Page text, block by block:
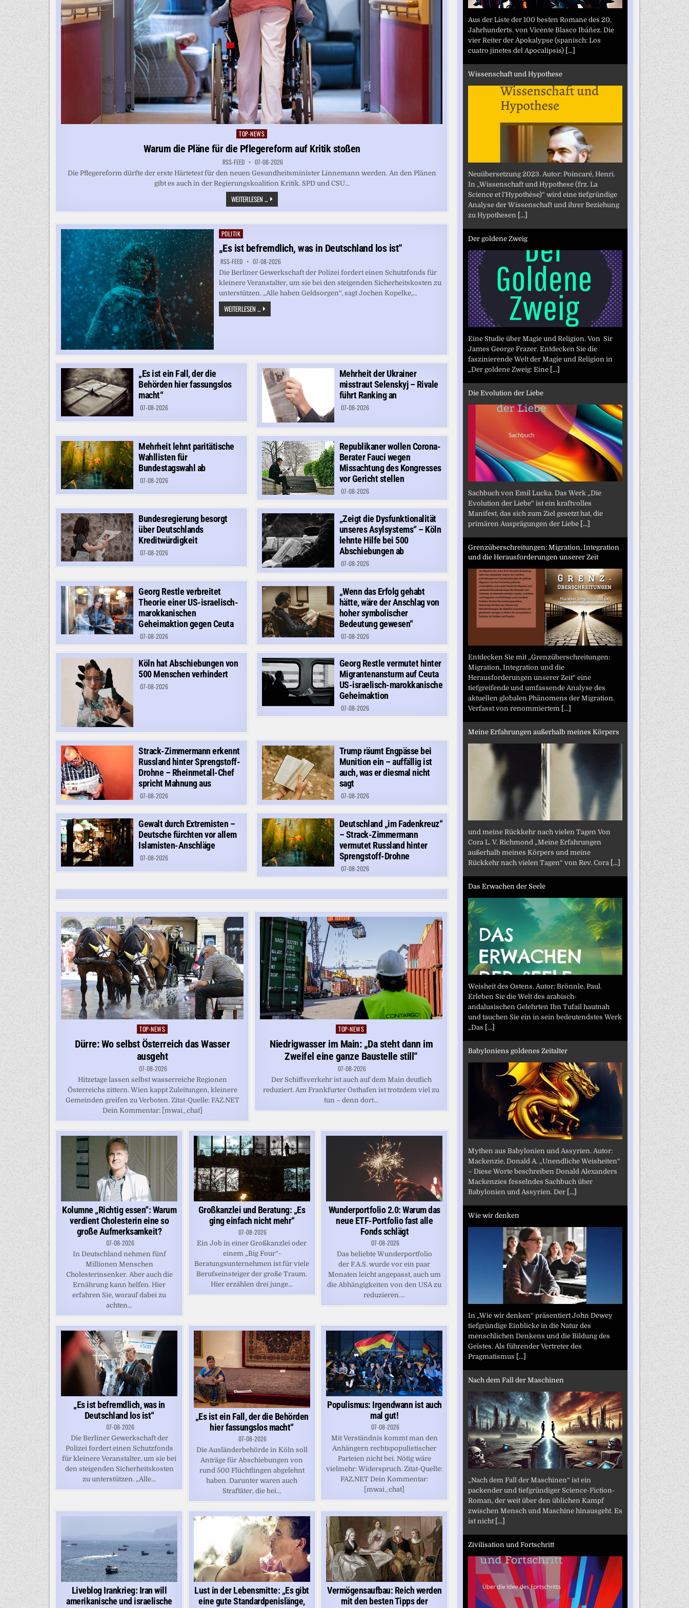
Posted
in
TOP-NEWS
Warum die Pläne für die Pflegereform auf Kritik stoßen
RSS-FEED 07-08-2026
Die Pflegereform dürfte der erste Härtetest für den neuen Gesundheitsminister Linnemann werden. An den Plänen
gibt es auch in der Regierungskoalition Kritik. SPD und CSU...
WEITERLESEN ... WARUM
DIE
PLÄNE
DIE
KRITIK
STOSSEN
Posted
in
POLITIK
„Es ist befremdlich, was in Deutschland los ist“
RSS-FEED 07-08-2026
Die Berliner Gewerkschaft der Polizei fordert einen Schutzfonds für
kleinere Veranstalter, um sie bei den steigenden Sicherheitskosten zu
unterstützen. „Alle haben Geldsorgen“, sagt Jochen Kopelke,...
WEITERLESEN ... „ES
IST
IST“
„Es ist ein Fall, der die
Behörden hier fassungslos
macht“
07-08-2026
Mehrheit der Ukrainer
misstraut Selenskyj – Rivale
führt Ranking an
07-08-2026
Mehrheit lehnt paritätische
Wahllisten für
Bundestagswahl ab
07-08-2026
Republikaner wollen Corona-
Berater Fauci wegen
Missachtung des Kongresses
vor Gericht stellen
07-08-2026
Bundesregierung besorgt
über Deutschlands
Kreditwürdigkeit
07-08-2026
„Zeigt die Dysfunktionalität
unseres Asylsystems“ – Köln
lehnte Hilfe bei 500
Abschiebungen ab
07-08-2026
Georg Restle verbreitet
Theorie einer US-israelisch-
marokkanischen
Geheimaktion gegen Ceuta
07-08-2026
„Wenn das Erfolg gehabt
hätte, wäre der Anschlag von
hoher symbolischer
Bedeutung gewesen“
07-08-2026
Köln hat Abschiebungen von
500 Menschen verhindert
07-08-2026
Georg Restle vermutet hinter
Migrantenansturm auf Ceuta
US-israelisch-marokkanische
Geheimaktion
07-08-2026
Strack-Zimmermann erkennt
Russland hinter Sprengstoff-
Drohne – Rheinmetall-Chef
spricht Mahnung aus
07-08-2026
Trump räumt Engpässe bei
Munition ein – auffällig ist
auch, was er diesmal nicht
sagt
07-08-2026
Gewalt durch Extremisten –
Deutsche fürchten vor allem
Islamisten-Anschläge
07-08-2026
Deutschland „im Fadenkreuz“
– Strack-Zimmermann
vermutet Russland hinter
Sprengstoff-Drohne
07-08-2026
Posted
in
TOP-NEWS
Dürre: Wo selbst Österreich das Wasser
ausgeht
07-08-2026
Hitzetage lassen selbst wasserreiche Regionen
Österreichs zittern. Wien kappt Zuleitungen, kleinere
Gemeinden greifen zu Verboten. Zitat-Quelle: FAZ.NET
Dein Kommentar: [mwai_chat]
Posted
in
TOP-NEWS
Niedrigwasser im Main: „Da steht dann im
Zweifel eine ganze Baustelle still“
07-08-2026
Der Schiffsverkehr ist auch auf dem Main deutlich
reduziert. Am Frankfurter Osthafen ist trotzdem viel zu
tun – denn dort...
Kolumne „Richtig essen“: Warum
verdient Cholesterin eine so
große Aufmerksamkeit?
07-08-2026
In Deutschland nehmen fünf
Millionen Menschen
Cholesterinsenker. Aber auch die
Ernährung kann helfen. Hier
erfahren Sie, worauf dabei zu
achten...
Großkanzlei und Beratung: „Es
ging einfach nicht mehr“
07-08-2026
Ein Job in einer Großkanzlei oder
einem „Big Four“-
Beratungsunternehmen ist für viele
Berufseinsteiger der große Traum.
Hier erzählen drei junge...
Wunderportfolio 2.0: Warum das
neue ETF-Portfolio fast alle
Fonds schlägt
07-08-2026
Das beliebte Wunderportfolio
der F.A.S. wurde vor ein paar
Monaten leicht angepasst, auch um
die Abhängigkeiten von den USA zu
reduzieren....
„Es ist befremdlich, was in
Deutschland los ist“
07-08-2026
Die Berliner Gewerkschaft der
Polizei fordert einen Schutzfonds
für kleinere Veranstalter, um sie bei
den steigenden Sicherheitskosten
zu unterstützen. „Alle...
„Es ist ein Fall, der die Behörden
hier fassungslos macht“
07-08-2026
Die Ausländerbehörde in Köln soll
Anträge für Abschiebungen von
rund 500 Flüchtlingen abgelehnt
haben. Darunter waren auch
Straftäter, die bei...
Populismus: Irgendwann ist auch
mal gut!
07-08-2026
Mit Verständnis kommt man den
Anhängern rechtspopulistischer
Parteien nicht bei. Nötig wäre
vielmehr: Widerspruch. Zitat-Quelle:
FAZ.NET Dein Kommentar:
[mwai_chat]
Liveblog Irankrieg: Iran will
amerikanische und israelische
Lust in der Lebensmitte: „Es gibt
eine gute Standardpenislänge,
Vermögensaufbau: Reich werden
mit den besten Tipps der
Aus der Liste der 100 besten Romane des 20.
Jahrhunderts. von Vicente Blasco Ibáñez. Die
vier Reiter der Apokalypse (spanisch: Los
cuatro jinetes del Apocalipsis) [...]
Wissenschaft und Hypothese
Neuübersetzung 2023. Autor: Poincaré, Henri.
In „Wissenschaft und Hypothese (frz. La
Science et l’Hypothèse)“ wird eine tiefgründige
Analyse der Wissenschaft und ihrer Beziehung
zu Hypothesen [...]
Der goldene Zweig
Eine Studie über Magie und Religion. Von Sir
James George Frazer. Entdecken Sie die
faszinierende Welt der Magie und Religion in
„Der goldene Zweig: Eine [...]
Die Evolution der Liebe
Sachbuch von Emil Lucka. Das Werk „Die
Evolution der Liebe“ ist ein kraftvolles
Manifest, das sich zum Ziel gesetzt hat, die
primären Ausprägungen der Liebe [...]
Grenzüberschreitungen: Migration, Integration
und die Herausforderungen unserer Zeit
Entdecken Sie mit „Grenzüberschreitungen:
Migration, Integration und die
Herausforderungen unserer Zeit“ eine
tiefgreifende und umfassende Analyse des
aktuellen globalen Phänomens der Migration.
Verfasst von renommiertem [...]
Meine Erfahrungen außerhalb meines Körpers
und meine Rückkehr nach vielen Tagen Von
Cora L. V. Richmond „Meine Erfahrungen
außerhalb meines Körpers und meine
Rückkehr nach vielen Tagen“ von Rev. Cora [...]
Das Erwachen der Seele
Weisheit des Ostens. Autor: Brönnle, Paul.
Erleben Sie die Welt des arabisch-
andalusischen Gelehrten Ibn Tufail hautnah
und tauchen Sie ein in sein bedeutendstes Werk
„Das [...]
Babyloniens goldenes Zeitalter
Mythen aus Babylonien und Assyrien. Autor:
Mackenzie, Donald A. „Unendliche Weisheiten“
– Diese Worte beschreiben Donald Alexanders
Mackenzies fesselndes Sachbuch über
Babylonien und Assyrien. Der [...]
Wie wir denken
In „Wie wir denken“ präsentiert John Dewey
tiefgründige Einblicke in die Natur des
menschlichen Denkens und die Bildung des
Geistes. Als führender Vertreter des
Pragmatismus [...]
Nach dem Fall der Maschinen
„Nach dem Fall der Maschinen“ ist ein
packender und tiefgründiger Science-Fiction-
Roman, der weit über den üblichen Kampf
zwischen Mensch und Maschine hinausgeht. Es
ist nicht [...]
Zivilisation und Fortschritt